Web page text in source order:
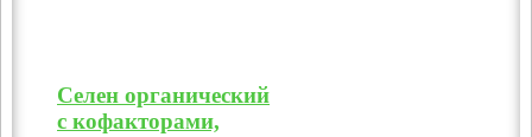
Селен органический
с кофакторами,